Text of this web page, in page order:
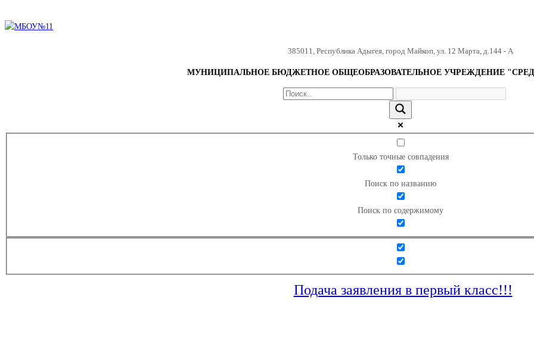
385011, Республика Адыгея, город Майкоп, ул. 12 Марта, д.144 - А
МУНИЦИПАЛЬНОЕ БЮДЖЕТНОЕ ОБЩЕОБРАЗОВАТЕЛЬНОЕ УЧРЕЖДЕНИЕ
Только точные совпадения
Поиск по названию
Поиск по содержимому
Подача заявления в первый класс!!!